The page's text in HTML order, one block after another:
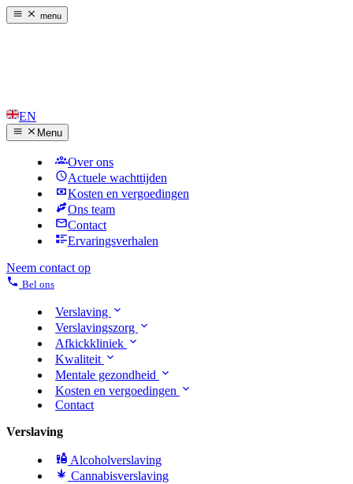
menu
EN
Menu
Over ons
Actuele wachttijden
Kosten en vergoedingen
Ons team
Contact
Ervaringsverhalen
Neem contact op
Bel ons
Verslaving
Verslavingszorg
Afkickkliniek
Kwaliteit
Mentale gezondheid
Kosten en vergoedingen
Contact
Verslaving
Alcoholverslaving
Cannabisverslaving